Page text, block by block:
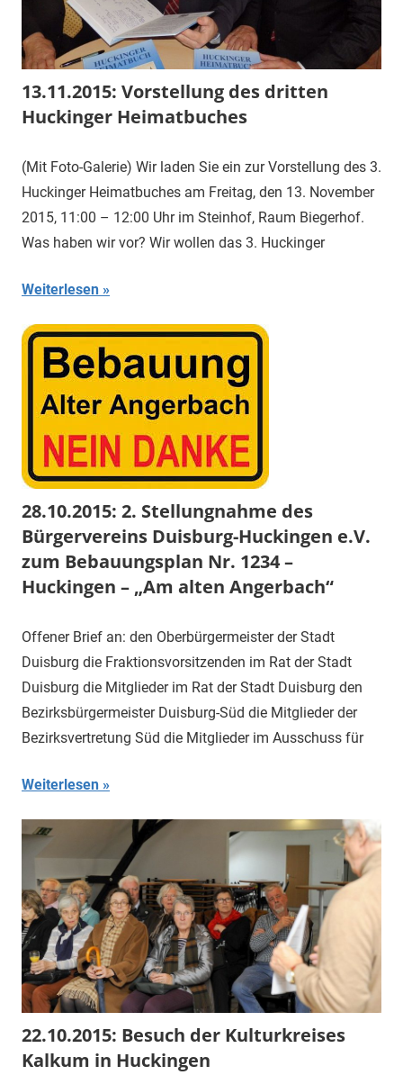
13.11.2015: Vorstellung des dritten
Huckinger Heimatbuches
(Mit Foto-Galerie) Wir laden Sie ein zur Vorstellung des 3.
Huckinger Heimatbuches am Freitag, den 13. November
2015, 11:00 – 12:00 Uhr im Steinhof, Raum Biegerhof.
Was haben wir vor? Wir wollen das 3. Huckinger
Weiterlesen
28.10.2015: 2. Stellungnahme des
Bürgervereins Duisburg-Huckingen e.V.
zum Bebauungsplan Nr. 1234 –
Huckingen – „Am alten Angerbach“
Offener Brief an: den Oberbürgermeister der Stadt
Duisburg die Fraktionsvorsitzenden im Rat der Stadt
Duisburg die Mitglieder im Rat der Stadt Duisburg den
Bezirksbürgermeister Duisburg-Süd die Mitglieder der
Bezirksvertretung Süd die Mitglieder im Ausschuss für
Weiterlesen
22.10.2015: Besuch der Kulturkreises
Kalkum in Huckingen